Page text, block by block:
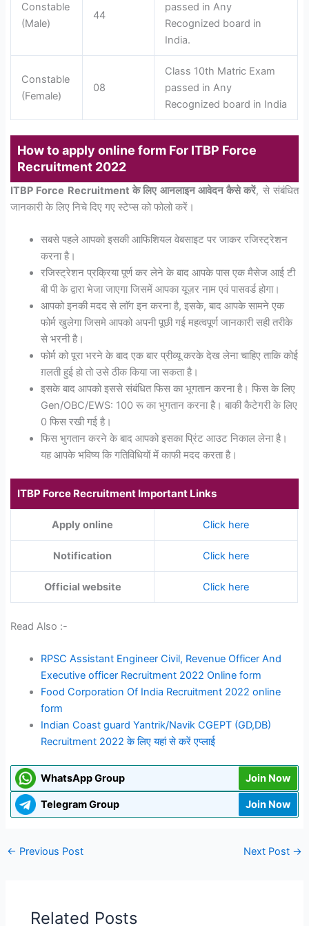
Constable
(Male)
44
passed in Any
Recognized board in
India.
Constable
(Female)
08
Class 10th Matric Exam
passed in Any
Recognized board in India
How to apply online form For ITBP Force
Recruitment 2022
ITBP Force Recruitment के लिए आनलाइन आवेदन कैसे करें, से संबंधित
जानकारी के लिए निचे दिए गए स्टेप्स को फोलो करें।
सबसे पहले आपको इसकी आफिशियल वेबसाइट पर जाकर रजिस्ट्रेशन
करना है।
रजिस्ट्रेशन प्रक्रिया पूर्ण कर लेने के बाद आपके पास एक मैसेज आई टी
बी पी के द्वारा भेजा जाएगा जिसमें आपका यूज़र नाम एवं पासवर्ड होगा।
आपको इनकी मदद से लाॅग इन करना है, इसके, बाद आपके सामने एक
फोर्म खुलेगा जिसमे आपको अपनी पूछी गई महत्वपूर्ण जानकारी सही तरीके
से भरनी है।
फोर्म को पूरा भरने के बाद एक बार प्रीव्यू करके देख लेना चाहिए ताकि कोई
ग़लती हुई हो तो उसे ठीक किया जा सकता है।
इसके बाद आपको इससे संबंधित फिस का भूगतान करना है। फिस के लिए
Gen/OBC/EWS: 100 रू का भुगतान करना है। बाकी कैटेगरी के लिए
0 फिस रखी गई है।
फिस भुगतान करने के बाद आपको इसका प्रिंट आउट निकाल लेना है।
यह आपके भविष्य कि गतिविधियों में काफी मदद करता है।
ITBP Force Recruitment Important Links
Apply online Click here
Notification Click here
Official website Click here
Read Also :-
RPSC Assistant Engineer Civil, Revenue Officer And
Executive officer Recruitment 2022 Online form
Food Corporation Of India Recruitment 2022 online
form
Indian Coast guard Yantrik/Navik CGEPT (GD,DB)
Recruitment 2022 के लिए यहां से करें एप्लाई
WhatsApp Group Join Now
Telegram Group Join Now
← Previous Post Next Post →
Related Posts